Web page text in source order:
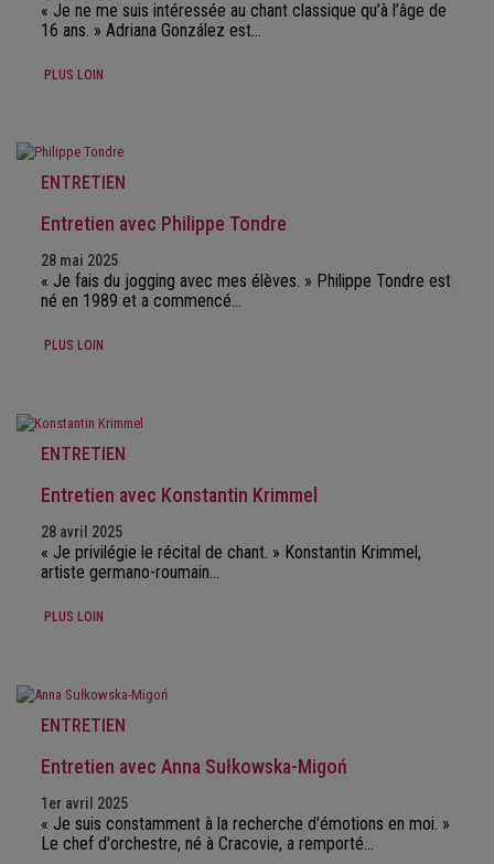
« Je ne me suis intéressée au chant classique qu’à l’âge de
16 ans. » Adriana González est…
PLUS LOIN
ENTRETIEN
Entretien avec Philippe Tondre
28 mai 2025
« Je fais du jogging avec mes élèves. » Philippe Tondre est
né en 1989 et a commencé…
PLUS LOIN
ENTRETIEN
Entretien avec Konstantin Krimmel
28 avril 2025
« Je privilégie le récital de chant. » Konstantin Krimmel,
artiste germano-roumain…
PLUS LOIN
ENTRETIEN
Entretien avec Anna Sułkowska-Migoń
1er avril 2025
« Je suis constamment à la recherche d'émotions en moi. »
Le chef d'orchestre, né à Cracovie, a remporté…